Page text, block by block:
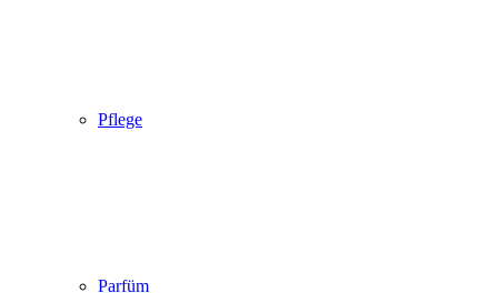
Pflege
Parfüm